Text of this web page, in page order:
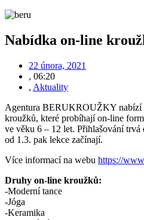
Nabídka on-line
22 února, 2021
, 06:20
, Aktuality
Agentura BERUKROUŽKY nabízí
kroužků, které probíhají on-line
ve věku 6 – 12 let. Přihlašování
od 1.3. pak lekce začínají.
Více informací na webu https://
Druhy on-line kroužků:
-Moderní tance
-Jóga
-Keramika